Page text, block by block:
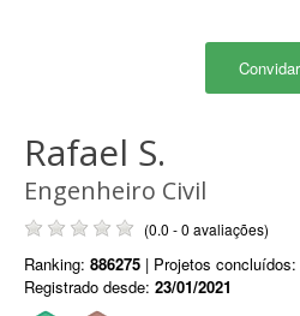
Convidar
Rafael S.
Engenheiro Civil
(0.0 - 0 avaliações)
Ranking: 886275 | Projetos concluídos:
Registrado desde: 23/01/2021